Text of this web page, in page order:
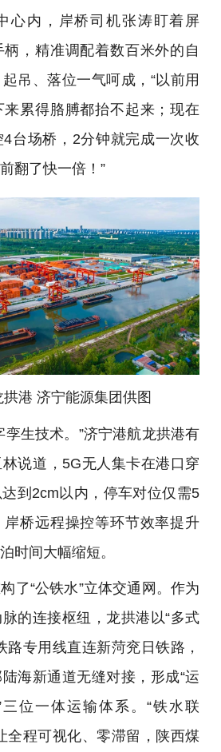
心内，岸桥司机张涛盯着屏
，精准调配着数百米外的自
吊、落位一气呵成，“以前用
累得胳膊都抬不起来；现在
台场桥，2分钟就完成一次收
翻了快一倍！”
拱港 济宁能源集团供图
生技术。”济宁港航龙拱港有
说道，5G无人集卡在港口穿
到2cm以内，停车对位仅需5
桥远程操控等环节效率提升
时间大幅缩短。
“公铁水”立体交通网。作为
的连接枢纽，龙拱港以“多式
路专用线直连新菏兖日铁路，
海新通道无缝对接，形成“运
位一体运输体系。“铁水联
全程可视化、零滞留，陕西煤